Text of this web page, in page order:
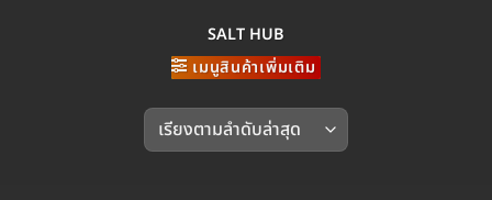
SALT HUB
เมนูสินค้าเพิ่มเติม